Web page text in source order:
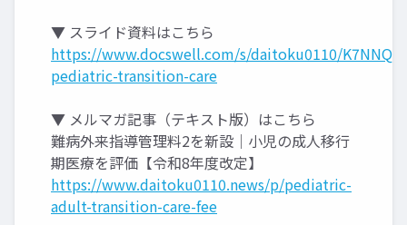
▼ スライド資料はこちら
https://www.docswell.com/s/daitoku0110/
pediatric-transition-care
▼ メルマガ記事（テキスト版）はこちら
難病外来指導管理料2を新設｜小児の成人移行
期医療を評価【令和8年度改定】
https://www.daitoku0110.news/p/pediatric-
adult-transition-care-fee